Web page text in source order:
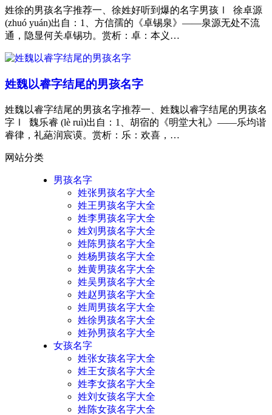
姓徐的男孩名字推荐一、徐姓好听到爆的名字男孩Ⅰ 徐卓源
(zhuó yuán)出自：1、方信孺的《卓锡泉》——泉源无处不流
通，隐显何关卓锡功。赏析：卓：本义…
姓魏以睿字结尾的男孩名字
姓魏以睿字结尾的男孩名字推荐一、姓魏以睿字结尾的男孩名
字Ⅰ 魏乐睿 (lè ruì)出自：1、胡宿的《明堂大礼》——乐均谐
睿律，礼蕝润宸谟。赏析：乐：欢喜，…
网站分类
男孩名字
姓张男孩名字大全
姓王男孩名字大全
姓李男孩名字大全
姓刘男孩名字大全
姓陈男孩名字大全
姓杨男孩名字大全
姓黄男孩名字大全
姓吴男孩名字大全
姓赵男孩名字大全
姓周男孩名字大全
姓徐男孩名字大全
姓孙男孩名字大全
女孩名字
姓张女孩名字大全
姓王女孩名字大全
姓李女孩名字大全
姓刘女孩名字大全
姓陈女孩名字大全